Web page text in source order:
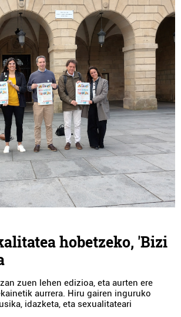
hobetzeko, 'Bizi
zuen lehen edizioa, eta aurten ere
aurrera. Hiru gairen inguruko
idazketa, eta sexualitateari